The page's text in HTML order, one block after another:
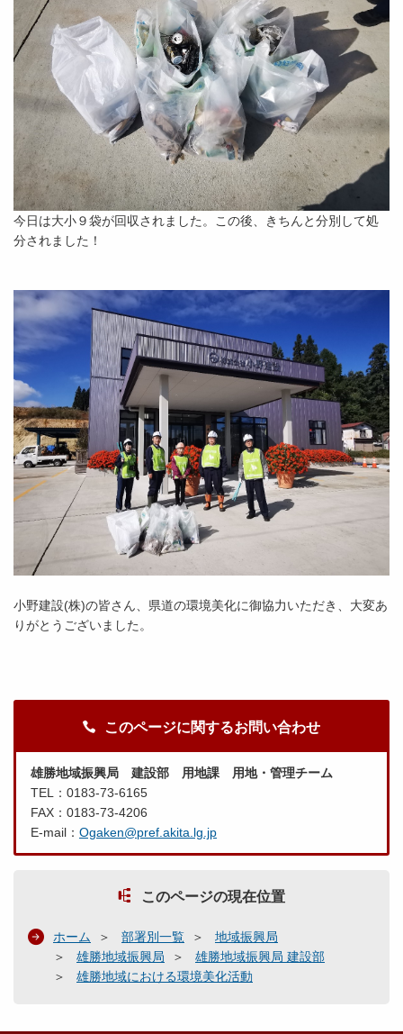
今日は大小９袋が回収されました。この後、きちんと分別して処
分されました！
小野建設(株)の皆さん、県道の環境美化に御協力いただき、大変あ
りがとうございました。
このページに関するお問い合わせ
雄勝地域振興局 建設部 用地課 用地・管理チーム
TEL：0183-73-6165
FAX：0183-73-4206
E-mail： Ogaken@pref.akita.lg.jp
このページの現在位置
ホーム 部署別一覧
地域振興局
雄勝地域振興局
雄勝地域振興局 建設部
雄勝地域における環境美化活動